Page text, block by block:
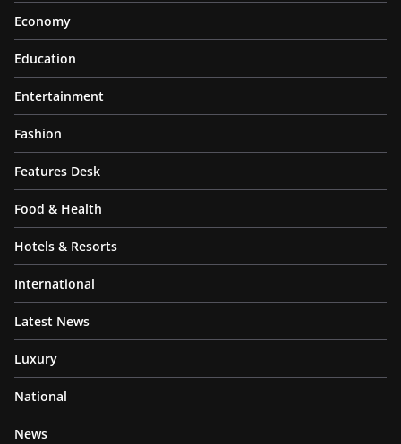
Economy
Education
Entertainment
Fashion
Features Desk
Food & Health
Hotels & Resorts
International
Latest News
Luxury
National
News